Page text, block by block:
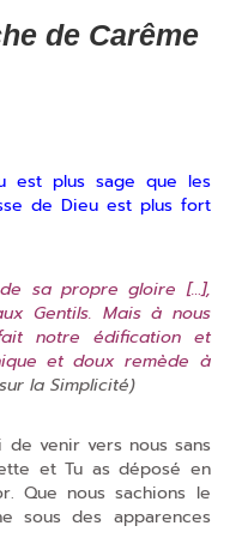
de Carême
est plus sage que les
de Dieu est plus fort
sa propre gloire […],
Gentils. Mais à nous
notre édification et
et doux remède à
la Simplicité)
venir vers nous sans
et Tu as déposé en
Que nous sachions le
sous des apparences